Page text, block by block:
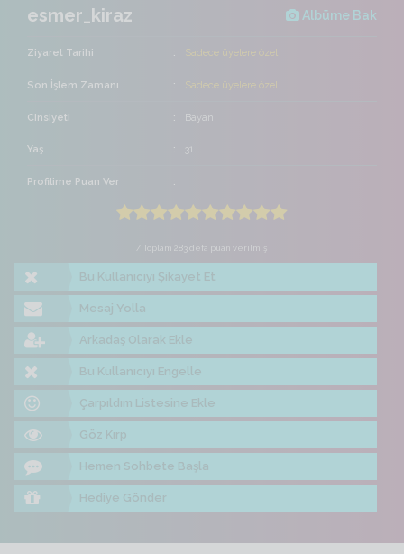
esmer_kiraz Albüme Bak
Ziyaret Tarihi Sadece üyelere özel
Son İşlem Zamanı Sadece üyelere özel
Cinsiyeti Bayan
Yaş 31
Profilime Puan Ver
/ Toplam 283 defa puan verilmiş
Bu Kullanıcıyı Şikayet Et
Mesaj Yolla
Arkadaş Olarak Ekle
Bu Kullanıcıyı Engelle
Çarpıldım Listesine Ekle
Göz Kırp
Hemen Sohbete Başla
Hediye Gönder